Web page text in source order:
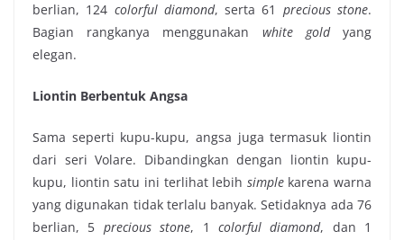
berlian, 124 colorful diamond, serta 61 precious stone.
Bagian rangkanya menggunakan white goldyang
elegan.
Liontin Berbentuk Angsa
Sama seperti kupu-kupu, angsa juga termasuk liontin
dari seri Volare. Dibandingkan dengan liontin kupu-
kupu, liontin satu ini terlihat lebih simple karena warna
yang digunakan tidak terlalu banyak. Setidaknya ada 76
berlian, 5 precious stone, 1 colorful diamond, dan 1